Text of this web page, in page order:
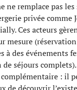
ne remplace pas les
privée comme
Ces acteurs
mesure
à des événements
séjours
: il